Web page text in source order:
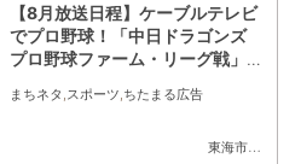
東海市
,大府市
【8月放送日程】ケーブルテレビ
でプロ野球！「中日ドラゴンズ
プロ野球ファーム・リーグ戦」／
まちネタ スポーツ ちたまる広告